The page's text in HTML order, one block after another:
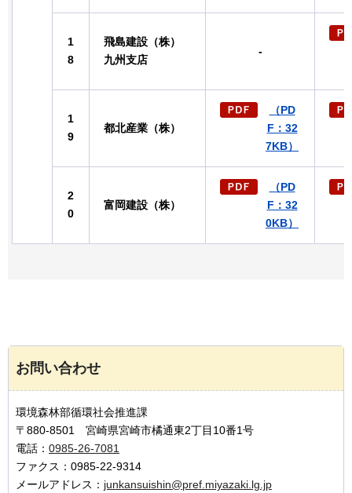
1
8
飛島建設（株）
九州支店
-
1
9
都北産業（株）
（PD
F：32
7KB）
2
0
富岡建設（株）
（PD
F：32
0KB）
お問い合わせ
環境森林部循環社会推進課
〒880-8501 宮崎県宮崎市橘通東2丁目10番1号
電話： 0985-26-7081
ファクス：0985-22-9314
メールアドレス： junkansuishin@pref.miyazaki.lg.jp